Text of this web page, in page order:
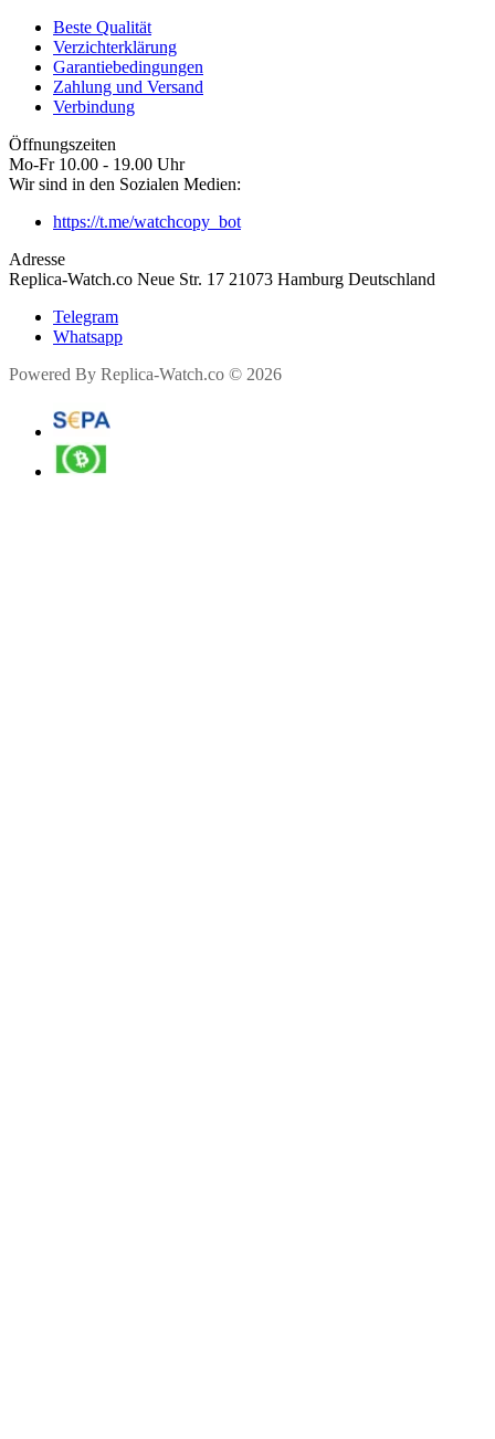
Beste Qualität
Verzichterklärung
Garantiebedingungen
Zahlung und Versand
Verbindung
Öffnungszeiten
Mo-Fr 10.00 - 19.00 Uhr
Wir sind in den Sozialen Medien:
https://t.me/watchcopy_bot
Adresse
Replica-Watch.co Neue Str. 17 21073 Hamburg Deutschland
Telegram
Whatsapp
Powered By Replica-Watch.co © 2026